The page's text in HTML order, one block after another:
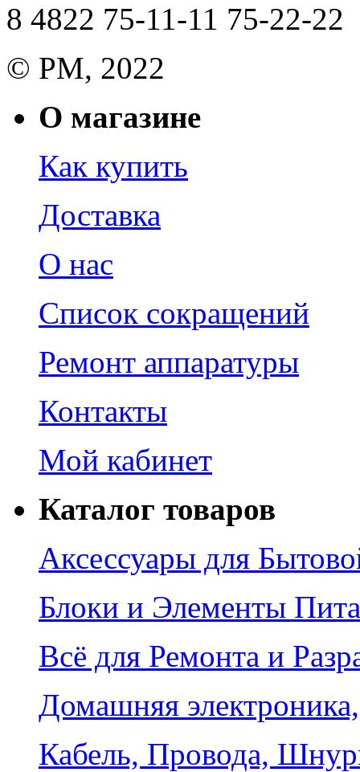
8 4822 75-11-11 75-22-22
© РМ, 2022
О магазине
Как купить
Доставка
О нас
Список сокращений
Ремонт аппаратуры
Контакты
Мой кабинет
Каталог товаров
Аксессуары для
Блоки и Элементы
Всё для Ремонта и
Домашняя
Кабель, Провода,